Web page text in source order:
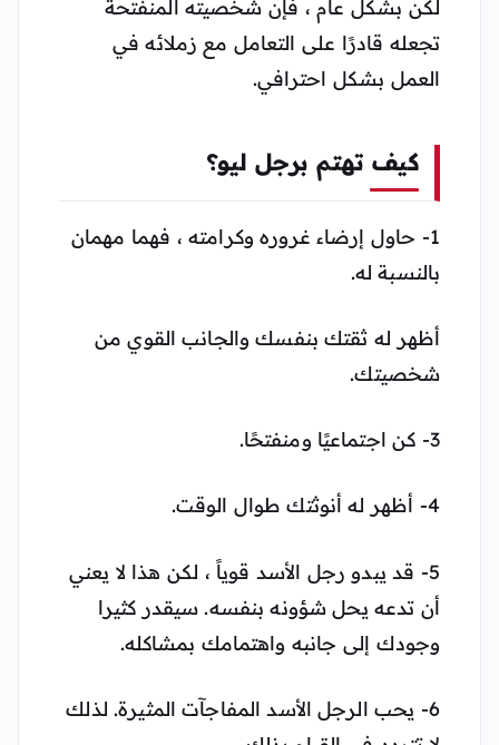
لكن بشكل عام ، فإن شخصيته المنفتحة
تجعله قادرًا على التعامل مع زملائه في
العمل بشكل احترافي.
كيف تهتم برجل ليو؟
1- حاول إرضاء غروره وكرامته ، فهما مهمان
بالنسبة له.
أظهر له ثقتك بنفسك والجانب القوي من
شخصيتك.
3- كن اجتماعيًا ومنفتحًا.
4- أظهر له أنوثتك طوال الوقت.
5- قد يبدو رجل الأسد قوياً ، لكن هذا لا يعني
أن تدعه يحل شؤونه بنفسه. سيقدر كثيرا
وجودك إلى جانبه واهتمامك بمشاكله.
6- يحب الرجل الأسد المفاجآت المثيرة. لذلك